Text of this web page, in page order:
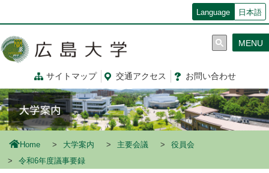
コ
ン
ツ
に
移
動
Language 日本語
サイトマップ 交通アクセス お問い合わせ
MENU
Home 大学案内 主要会議
役員会
令和6年度議事要録